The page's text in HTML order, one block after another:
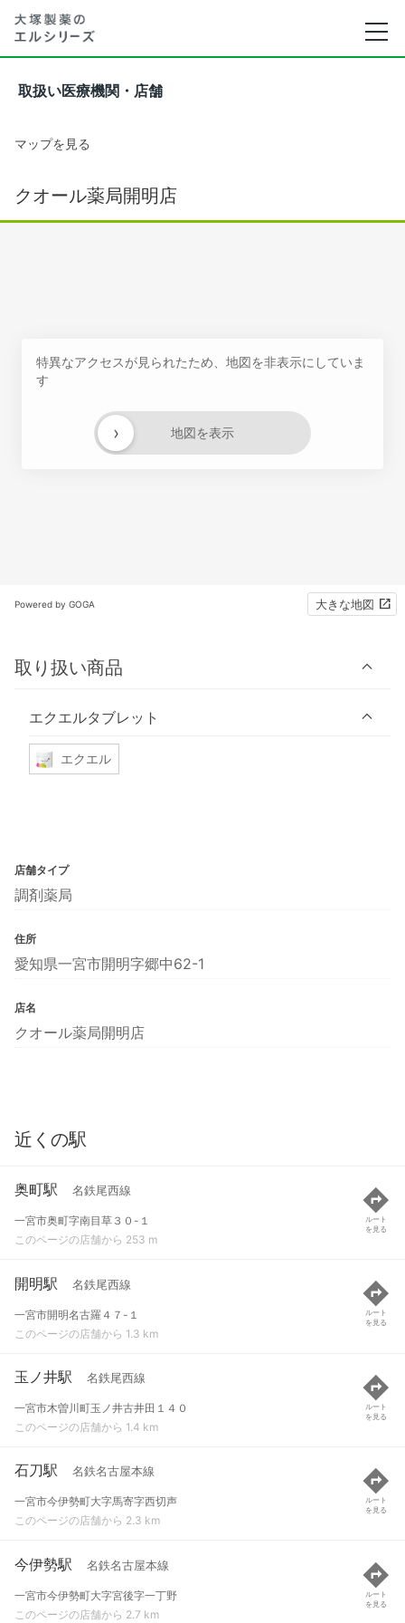
取扱い医療機関・店舗
マップを見る
クオール薬局開明店
特異なアクセスが見られたため、地図を非表示にしていま
す
地図を表示
›
Powered by GOGA 大きな地図
取り扱い商品
エクエルタブレット
エクエル
店舗タイプ
調剤薬局
住所
愛知県一宮市開明字郷中62-1
店名
クオール薬局開明店
近くの駅
奥町駅 名鉄尾西線
一宮市奥町字南目草３０-１
このページの店舗から 253 m
ルート
を見る
開明駅 名鉄尾西線
一宮市開明名古羅４７-１
このページの店舗から 1.3 km
ルート
を見る
玉ノ井駅 名鉄尾西線
一宮市木曽川町玉ノ井古井田１４０
このページの店舗から 1.4 km
ルート
を見る
石刀駅 名鉄名古屋本線
一宮市今伊勢町大字馬寄字西切声
このページの店舗から 2.3 km
ルート
を見る
今伊勢駅 名鉄名古屋本線
一宮市今伊勢町大字宮後字一丁野
このページの店舗から 2.7 km
ルート
を見る